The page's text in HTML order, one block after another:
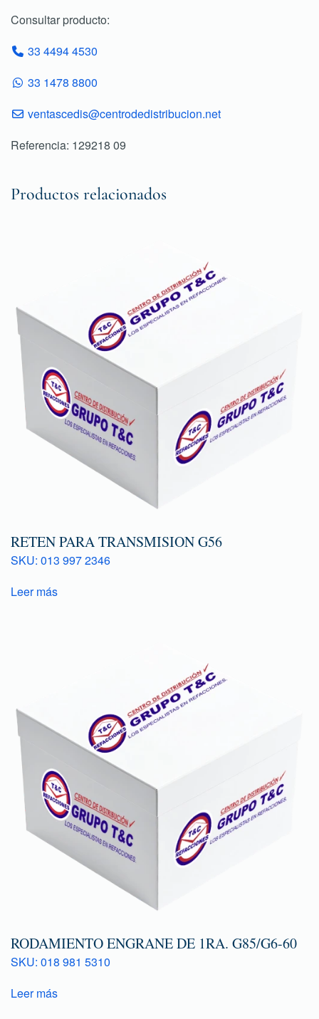
Consultar producto:
33 4494 4530
33 1478 8800
ventascedis@centrodedistribucion.net
Referencia: 129218 09
Productos relacionados
RETEN PARA TRANSMISION G56
SKU: 013 997 2346
Leer más
RODAMIENTO ENGRANE DE 1RA. G85/G6-60
SKU: 018 981 5310
Leer más